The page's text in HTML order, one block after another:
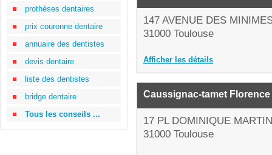
prothèses dentaires
prix couronne dentaire
annuaire des dentistes
devis dentaire
liste des dentistes
bridge dentaire
Tous les conseils ...
147 AVENUE DES
31000 Toulouse
Afficher les détails
Caussignac-tamet Florence
17 PL DOMINIQUE
31000 Toulouse